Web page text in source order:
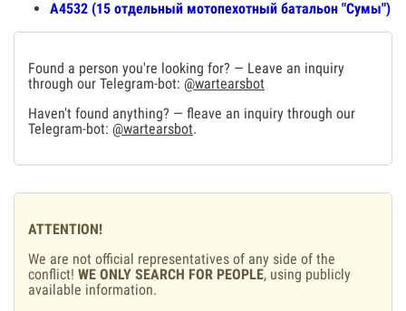
А4532 (15 отдельный мотопехотный батальон "Сумы")
Found a person you're looking for? — Leave an inquiry
through our Telegram-bot: @wartearsbot
Haven't found anything? — fleave an inquiry through our
Telegram-bot: @wartearsbot.
ATTENTION!
We are not official representatives of any side of the
conflict! WE ONLY SEARCH FOR PEOPLE, using publicly
available information.